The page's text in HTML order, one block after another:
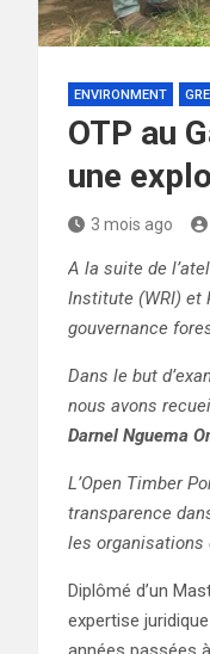
ENVIRONMENT
OTP au
une
3 mois ago
A la suite de
Institute (WRI) et
gouvernance
Dans le but
nous avons
Darnel Nguema
L’Open Timber
transparence
les organisations
Diplômé d’un
expertise